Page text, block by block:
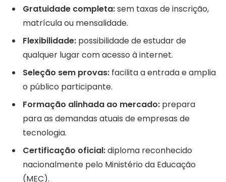
Gratuidade completa:sem taxas de inscrição,
matrícula ou mensalidade.
Flexibilidade: possibilidade de estudar de
qualquer lugar com acesso à internet.
Seleção sem provas: facilita a entrada e amplia
o público participante.
Formação alinhada ao mercado: prepara
para as demandas atuais de empresas de
tecnologia.
Certificação oficial:diploma reconhecido
nacionalmente pelo Ministério da Educação
(MEC).